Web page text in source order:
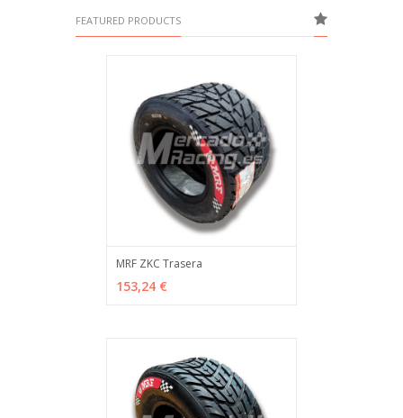
FEATURED PRODUCTS
ADD TO CART
MRF ZKC Trasera
153,24 €